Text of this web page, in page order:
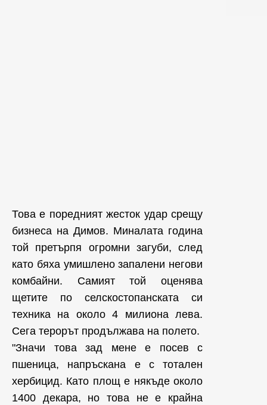
Това е поредният жесток удар срещу
бизнеса на Димов. Миналата година
той претърпя огромни загуби, след
като бяха умишлено запалени негови
комбайни. Самият той оценява
щетите по селскостопанската си
техника на около 4 милиона лева.
Сега терорът продължава на полето.
"Значи това зад мене е посев с
пшеница, напръскана е с тотален
хербицид. Като площ е някъде около
1400 декара, но това не е крайна